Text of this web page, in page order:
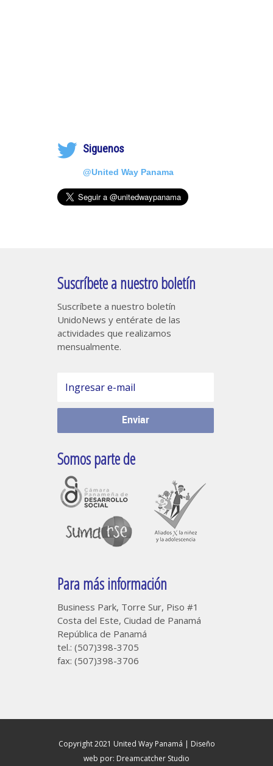
Siguenos
@United Way Panama
Suscríbete a nuestro boletín
Suscríbete a nuestro boletín
UnidoNews y entérate de las
actividades que realizamos
mensualmente.
Somos parte de
Para más información
Business Park, Torre Sur, Piso #1
Costa del Este, Ciudad de Panamá
República de Panamá
tel.: (507)398-3705
fax: (507)398-3706
Copyright 2021 United Way Panamá | Diseño
web por: Dreamcatcher Studio